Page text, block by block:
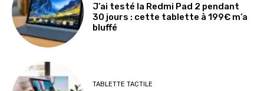
J’ai testé la Redmi Pad 2 pendant
30 jours : cette tablette à 199€ m’a
bluffé
TABLETTE TACTILE